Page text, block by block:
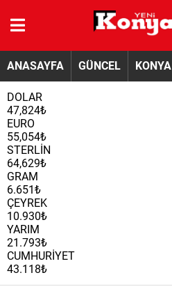
ANASAYFA GÜNCEL KONYA
DOLAR
47,824₺
EURO
55,054₺
STERLİN
64,629₺
GRAM
6.651₺
ÇEYREK
10.930₺
YARIM
21.793₺
CUMHURİYET
43.118₺